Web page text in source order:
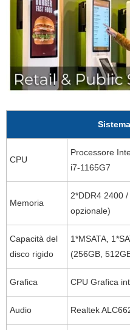
CPU
Processore
i7-1165G7
Memoria
2*DDR4 2400
opzionale)
Capacità del
disco rigido
1*MSATA,
(256GB,
Grafica CPU Grafica
Audio Realtek